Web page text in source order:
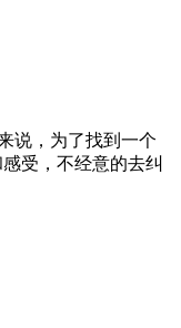
说，为了找到一个
受，不经意的去纠